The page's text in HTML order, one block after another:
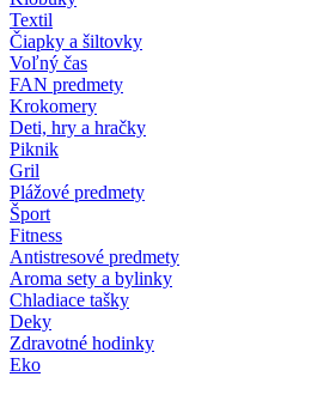
Textil
Čiapky a šiltovky
Voľný čas
FAN predmety
Krokomery
Deti, hry a hračky
Piknik
Gril
Plážové predmety
Šport
Fitness
Antistresové predmety
Aroma sety a bylinky
Chladiace tašky
Deky
Zdravotné hodinky
Eko